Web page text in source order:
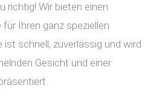
richtig! Wir bieten einen
Ihren ganz speziellen
schnell, zuverlässig und wird
Gesicht und einer